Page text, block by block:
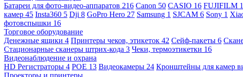
Батареи для фото-видео-аппаратов 216 Canon 50 CASIO 16 FUJIFILM
камер 45 Insta360 5 Dji 8 GoPro Hero 27 Samsung 1 SJCAM 6 Sony 1
фотовспышки 16
Торговое оборудование
Денежные ящики 4 Принтеры чеков, этикеток 42 Сейф-пакеты 6
Стационарные сканеры штрих-кода 3 Чеки, термоэтикетки 16
Видеонаблюдение и охрана
HD Регистраторы 4 POE 13 Видеокамеры 24 Кронштейны для камер
Проекторы и принтеры